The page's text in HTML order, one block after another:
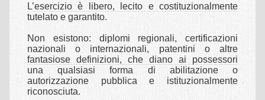
Perchè scegliere la scuola IRTE
Insegnanti
Deontologia
CORSI
L’esercizio è libero, lecito e costituzionalmente
tutelato e garantito.
Non esistono: diplomi regionali, certificazioni
nazionali o internazionali, patentini o altre
fantasiose definizioni, che diano ai possessori
una qualsiasi forma di abilitazione o
autorizzazione pubblica e istituzionalmente
riconosciuta.